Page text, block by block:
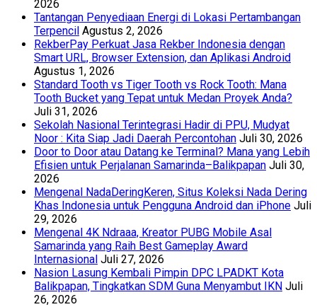
2026
Tantangan Penyediaan Energi di Lokasi Pertambangan
Terpencil Agustus 2, 2026
RekberPay Perkuat Jasa Rekber Indonesia dengan
Smart URL, Browser Extension, dan Aplikasi Android
Agustus 1, 2026
Standard Tooth vs Tiger Tooth vs Rock Tooth: Mana
Tooth Bucket yang Tepat untuk Medan Proyek Anda?
Juli 31, 2026
Sekolah Nasional Terintegrasi Hadir di PPU, Mudyat
Noor : Kita Siap Jadi Daerah Percontohan Juli 30, 2026
Door to Door atau Datang ke Terminal? Mana yang Lebih
Efisien untuk Perjalanan Samarinda–Balikpapan Juli 30,
2026
Mengenal NadaDeringKeren, Situs Koleksi Nada Dering
Khas Indonesia untuk Pengguna Android dan iPhone Juli
29, 2026
Mengenal 4K Ndraaa, Kreator PUBG Mobile Asal
Samarinda yang Raih Best Gameplay Award
Internasional Juli 27, 2026
Nasion Lasung Kembali Pimpin DPC LPADKT Kota
Balikpapan, Tingkatkan SDM Guna Menyambut IKN Juli
26, 2026